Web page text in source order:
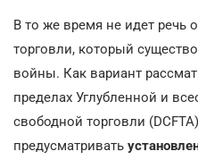
В то же время не идет речь
торговли, который
войны. Как вариант
пределах Углубленной и
свободной торговли
предусматривать